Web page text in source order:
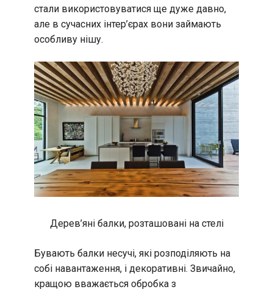
стали використовуватися ще дуже давно,
але в сучасних інтер’єрах вони займають
особливу нішу.
Дерев’яні балки, розташовані на стелі
Бувають балки несучі, які розподіляють на
собі навантаження, і декоративні. Звичайно,
кращою вважається обробка з